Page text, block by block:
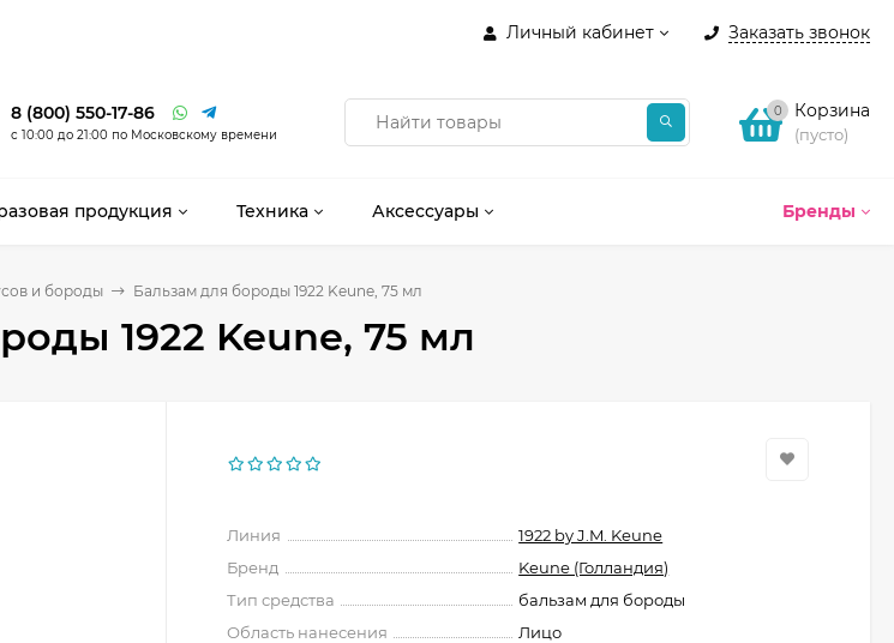
Личный кабинет Заказать звонок
8 (800) 550-17-86
с 10:00 до 21:00 по Московскому времени
0 Корзина
(пусто)
Бренды
продукция Техника Аксессуары
и бороды Бальзам для бороды 1922 Keune, 75 мл
1922 Keune, 75 мл
Линия
1922 by J.M. Keune
Бренд
Keune (Голландия)
Тип средства
бальзам для бороды
Область нанесения
Лицо